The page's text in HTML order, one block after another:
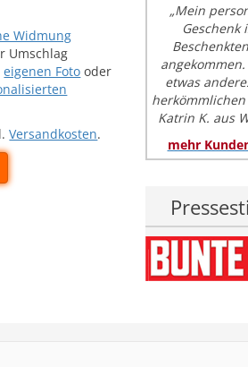
Widmung
Umschlag
eigenen Foto oder
Versandkosten.
„Mein
Geschenk
etwas
herkömmlichen
Katrin K. aus
mehr